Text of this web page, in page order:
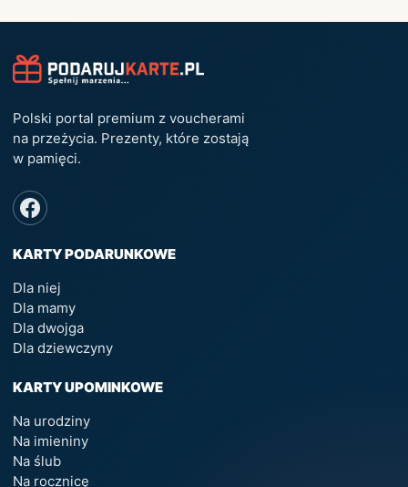
Polski portal premium z voucherami
na przeżycia. Prezenty, które zostają
w pamięci.
KARTY PODARUNKOWE
Dla niej
Dla mamy
Dla dwojga
Dla dziewczyny
KARTY UPOMINKOWE
Na urodziny
Na imieniny
Na ślub
Na rocznicę